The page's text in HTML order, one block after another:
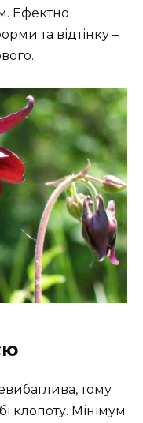
Ефектно
та відтінку –
тому
клопоту. Мінімум